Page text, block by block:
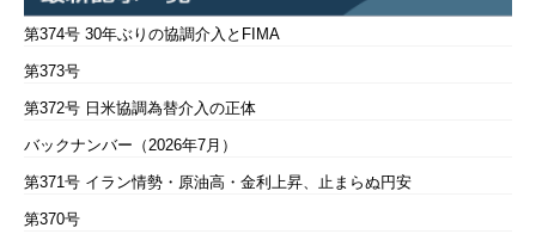
第374号 30年ぶりの協調介入とFIMA
第373号
第372号 日米協調為替介入の正体
バックナンバー（2026年7月）
第371号 イラン情勢・原油高・金利上昇、止まらぬ円安
第370号